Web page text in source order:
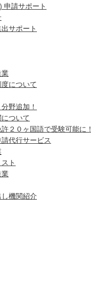
申請サポート
サポート
について
野追加！
ついて
２０ヶ国語で受験可能に！
代行サービス
ト
機関紹介